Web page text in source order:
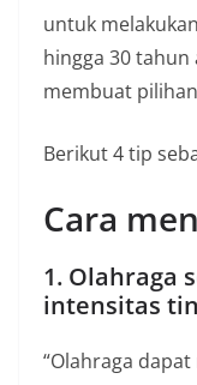
untuk
hingga 30
membuat
Berikut 4 tip
Cara
1. Olahraga
intensitas
“Olahraga